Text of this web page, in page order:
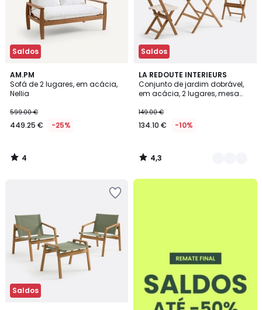
Saldos
AM.PM
Sofá de 2 lugares, em acácia,
Nellia
599.00 €
449.25 € -25%
4
/
5
4
/
Saldos
LA REDOUTE INTERIEURS
Conjunto de jardim dobrável,
em acácia, 2 lugares, mesa
DUDENA
149.00 €
134.10 € -10%
4,3
/ 5
3
Cores
4,3
/
Saldos
até